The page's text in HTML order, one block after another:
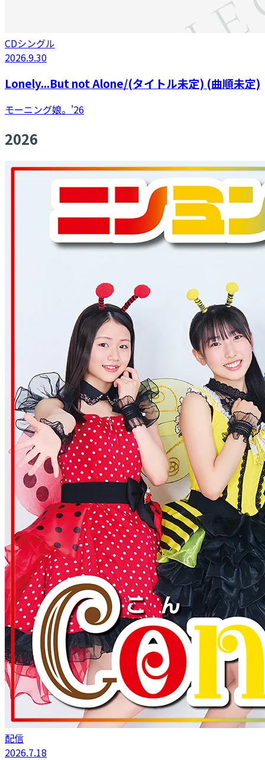
CDシングル
2026.9.30
Lonely...But not Alone/(タイトル未定) (曲順未定)
モーニング娘。'26
2026
配信
2026.7.18